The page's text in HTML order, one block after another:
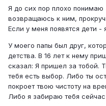
Я до сих пор плохо понимаю
возвращаюсь к ним,
Если у меня появятся дети -
У моего папы был друг,
детства. В 16 лет к нему
сказал: Я пришел за тобой.
тебя есть выбор. Либо ты
покроет твою чистоту на
Либо я забираю тебя